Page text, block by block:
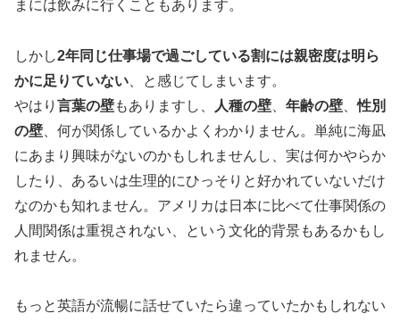
まには飲みに行くこともあります。
しかし2年同じ仕事場で過ごしている割には親密度は明ら
かに足りていない 、と感じてしまいます。
やはり 言葉の壁もありますし、 人種の壁 年齢の壁 、性別
の壁 、何が関係しているかよくわかりません。単純に海凪
にあまり興味がないのかもしれませんし、実は何かやらか
したり、あるいは生理的にひっそりと好かれていないだけ
なのかも知れません。アメリカは日本に比べて仕事関係の
人間関係は重視されない、という文化的背景もあるかもし
れません。
もっと英語が流暢に話せていたら違っていたかもしれない